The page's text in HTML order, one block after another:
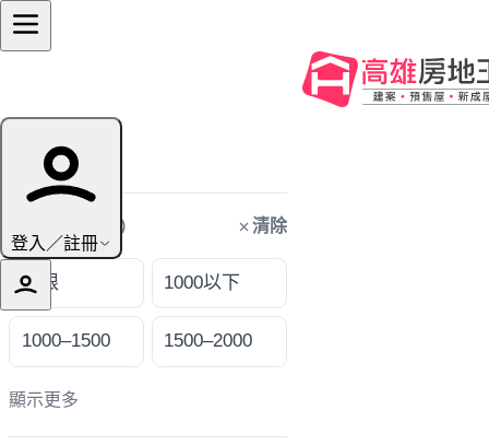
登入／註冊
篩選條件
購屋預算（萬） 清除
不限 1000以下
1000–1500 1500–2000
顯示更多